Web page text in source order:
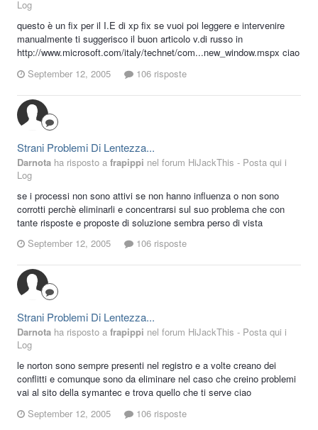
Log
questo è un fix per il I.E di xp fix se vuoi poi leggere e intervenire
manualmente ti suggerisco il buon articolo v.di russo in
http://www.microsoft.com/italy/technet/com...new_window.mspx ciao
September 12, 2005
106 risposte
Strani Problemi Di Lentezza...
Darnota ha risposto a frapippi nel forum HiJackThis - Posta qui i
Log
se i processi non sono attivi se non hanno influenza o non sono
corrotti perchè eliminarli e concentrarsi sul suo problema che con
tante risposte e proposte di soluzione sembra perso di vista
September 12, 2005
106 risposte
Strani Problemi Di Lentezza...
Darnota ha risposto a frapippi nel forum HiJackThis - Posta qui i
Log
le norton sono sempre presenti nel registro e a volte creano dei
conflitti e comunque sono da eliminare nel caso che creino problemi
vai al sito della symantec e trova quello che ti serve ciao
September 12, 2005
106 risposte